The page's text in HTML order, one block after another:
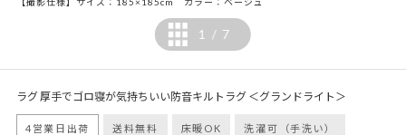
【撮影仕様】サイズ：185×185cm カラー：ベージュ
1 / 7
ラグ 厚手でゴロ寝が気持ちいい防音キルトラグ ＜グランドライト＞
4営業日出荷 送料無料 床暖OK 洗濯可（手洗い）